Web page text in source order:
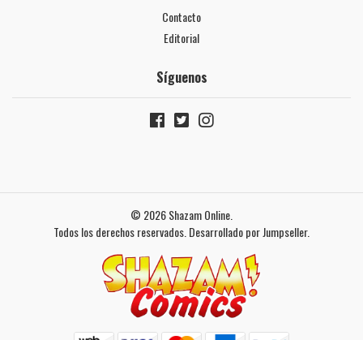
Contacto
Editorial
Síguenos
© 2026 Shazam Online.
Todos los derechos reservados.Desarrollado por Jumpseller.